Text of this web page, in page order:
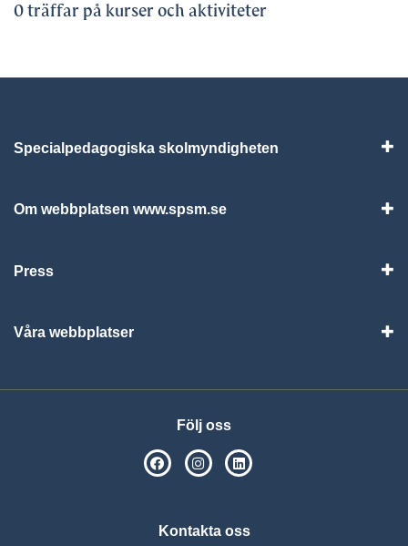
0 träffar på kurser och aktiviteter
Specialpedagogiska skolmyndigheten
Om webbplatsen www.spsm.se
Press
Våra webbplatser
Följ oss
SPSM på Facebook
SPSM på Instagram
Kontakta oss